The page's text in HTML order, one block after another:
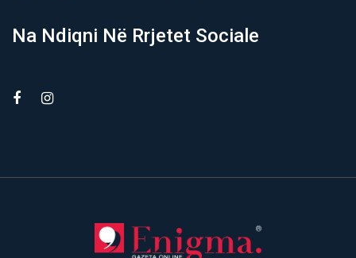
Na Ndiqni Në Rrjetet Sociale